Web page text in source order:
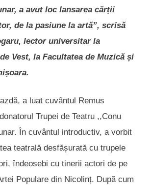
a avut loc lansarea cărții
de la pasiune la artă”, scrisă
lector universitar la
Vest, la Facultatea de Muzică și
a luat cuvântul Remus
Trupei de Teatru ,,Conu
În cuvântul introductiv, a vorbit
teatrală desfășurată cu trupele
îndeosebi cu tinerii actori de pe
Populare din Nicolinț. După cum